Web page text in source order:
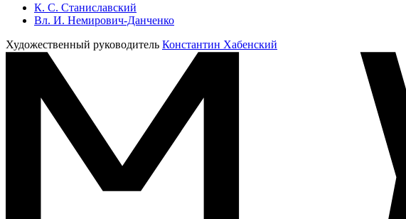
К. С. Станиславский
Вл. И. Немирович-Данченко
Художественный руководитель Константин Хабенский